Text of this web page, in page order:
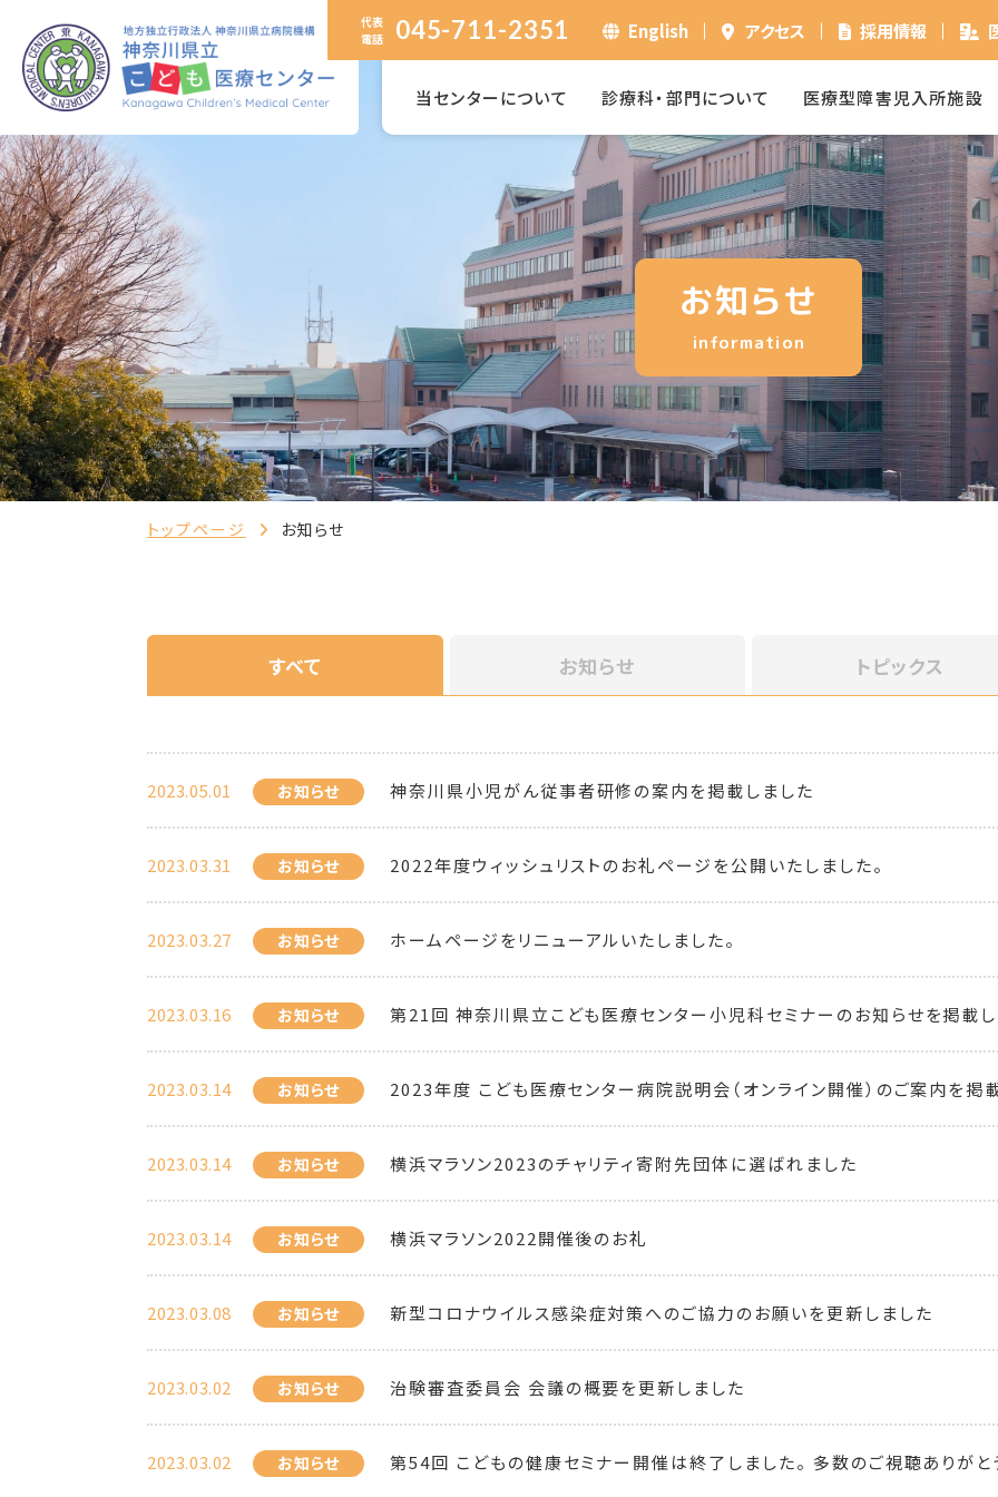
代表
電話
045-711-2351 English アクセス 採用情報
当センターについて 診療科・部門について 医療型障害児入所施設
お知らせ
information
トップページ お知らせ
すべて お知らせ トピックス
2023.05.01 お知らせ 神奈川県小児がん従事者研修の案内を掲載しました
2023.03.31 お知らせ 2022年度ウィッシュリストのお礼ページを公開いたしました。
2023.03.27 お知らせ ホームページをリニューアルいたしました。
2023.03.16 お知らせ 第21回 神奈川県立こども医療センター小児科セミナーのお知らせを掲載
2023.03.14 お知らせ 2023年度 こども医療センター病院説明会（オンライン開催）のご案内を掲
2023.03.14 お知らせ 横浜マラソン2023のチャリティ寄附先団体に選ばれました
2023.03.14 お知らせ 横浜マラソン2022開催後のお礼
2023.03.08 お知らせ 新型コロナウイルス感染症対策へのご協力のお願いを更新しました
2023.03.02 お知らせ 治験審査委員会 会議の概要を更新しました
2023.03.02 お知らせ 第54回 こどもの健康セミナー開催は終了しました。 多数のご視聴ありがと